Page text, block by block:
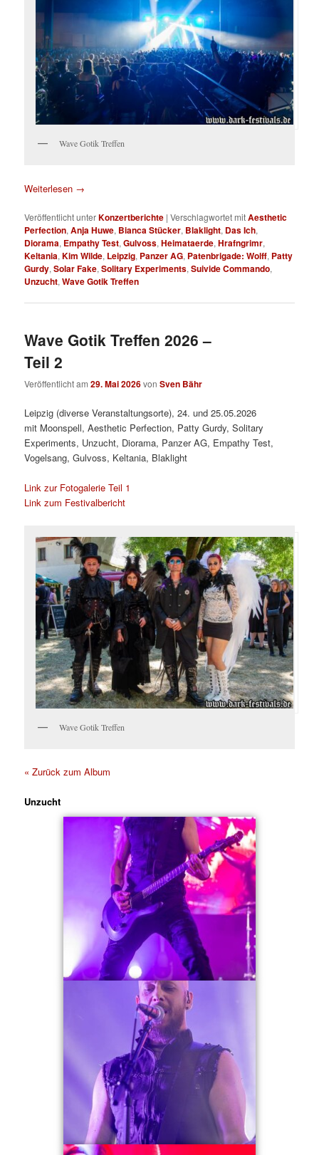
Wave Gotik Treffen
Weiterlesen →
Veröffentlicht unterKonzertberichte |Verschlagwortet mitAesthetic
Perfection,Anja Huwe, Bianca Stücker, Blaklight, Das Ich,
Diorama, Empathy Test,Gulvoss,Heimataerde,Hrafngrimr,
Keltania,Kim Wilde, Leipzig, Panzer AG, Patenbrigade: Wolff, Patty
Gurdy,Solar Fake,Solitary Experiments,Suivide Commando,
Unzucht,Wave Gotik Treffen
Wave Gotik Treffen 2026 –
Teil 2
Veröffentlicht am29. Mai 2026vonSven Bähr
Leipzig (diverse Veranstaltungsorte), 24. und 25.05.2026
mit Moonspell, Aesthetic Perfection, Patty Gurdy, Solitary
Experiments, Unzucht, Diorama, Panzer AG, Empathy Test,
Vogelsang, Gulvoss, Keltania, Blaklight
Link zur Fotogalerie Teil 1
Link zum Festivalbericht
Wave Gotik Treffen
« Zurück zum Album
Unzucht